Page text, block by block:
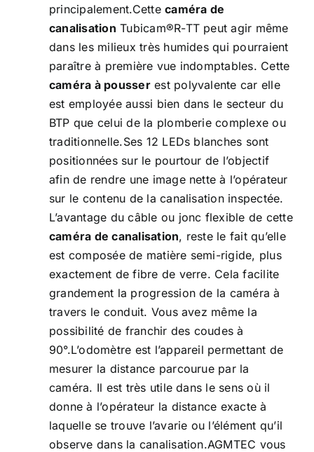
principalement.Cettecaméra de
canalisation Tubicam®R-TT peut agir même
dans les milieux très humides qui pourraient
paraître à première vue indomptables. Cette
caméra à pousserest polyvalente car elle
est employée aussi bien dans le secteur du
BTP que celui de la plomberie complexe ou
traditionnelle.Ses 12 LEDs blanches sont
positionnées sur le pourtour de l’objectif
afin de rendre une image nette à l’opérateur
sur le contenu de la canalisation inspectée.
L’avantage du câble ou jonc flexible de cette
caméra de canalisation, reste le fait qu’elle
est composée de matière semi-rigide, plus
exactement de fibre de verre. Cela facilite
grandement la progression de la caméra à
travers le conduit. Vous avez même la
possibilité de franchir des coudes à
90°.L’odomètre est l’appareil permettant de
mesurer la distance parcourue par la
caméra. Il est très utile dans le sens où il
donne à l’opérateur la distance exacte à
laquelle se trouve l’avarie ou l’élément qu’il
observe dans la canalisation.AGMTEC vous